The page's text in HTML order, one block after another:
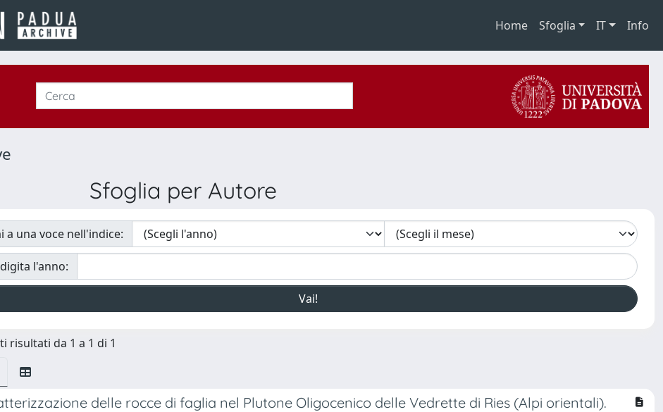
Home Sfoglia IT Info
Sfoglia per Autore
a una voce nell'indice:
l'anno:
risultati da 1 a 1 di 1
delle rocce di faglia nel Plutone Oligocenico delle Vedrette di Ries (Alpi orientali).